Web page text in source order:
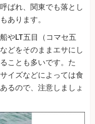
ばれ、関東でも落とし
あります。
やLT五目（コマセ五
どをそのままエサにし
ことも多いです。た
イズなどによっては食
るので、注意しましょ